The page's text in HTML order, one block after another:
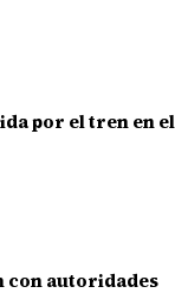
por el tren en el
con autoridades